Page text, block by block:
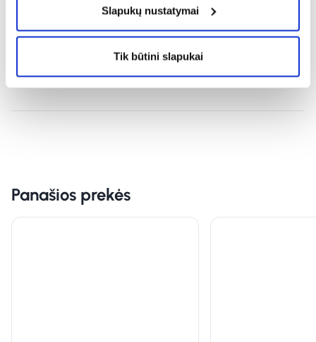
Slapukų nustatymai
Tik būtini slapukai
netrupa, bet jokiu būdu nebekartočiau.
Panašios prekės